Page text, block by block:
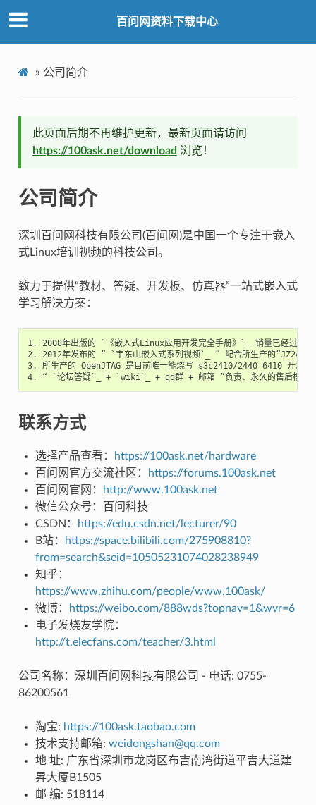
百问网资料下载中心
» 公司简介
此页面后期不再维护更新，最新页面请访问
https://100ask.net/download 浏览！
公司简介
深圳百问网科技有限公司(百问网)是中国一个专注于嵌入
式Linux培训视频的科技公司。
致力于提供“教材、答疑、开发板、仿真器”一站式嵌入式
学习解决方案：
1. 2008年出版的 `《嵌入式Linux应用开发完全手册》`_ 销量已经过万
2. 2012年发布的 “ `韦东山嵌入式系列视频`_ ” 配合所生产的“JZ2440开
3. 所生产的 OpenJTAG 是目前唯一能烧写 s3c2410/2440 6410 开发板
联系方式
选择产品查看：
https://100ask.net/hardware
百问网官方交流社区：
https://forums.100ask.net
百问网官网：
http://www.100ask.net
微信公众号：百问科技
CSDN：
https://edu.csdn.net/lecturer/90
B站：
https://space.bilibili.com/275908810?
from=search&seid=10505231074028238949
知乎：
https://www.zhihu.com/people/www.100ask/
微博：
https://weibo.com/888wds?topnav=1&wvr=6
电子发烧友学院：
http://t.elecfans.com/teacher/3.html
公司名称：深圳百问网科技有限公司 - 电话: 0755-
86200561
淘宝: https://100ask.taobao.com
技术支持邮箱: weidongshan@qq.com
地 址: 广东省深圳市龙岗区布吉南湾街道平吉大道建
昇大厦B1505
邮 编: 518114